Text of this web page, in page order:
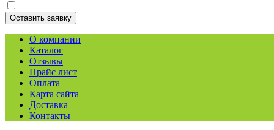
О компании
Каталог
Отзывы
Прайс лист
Оплата
Карта сайта
Доставка
Контакты